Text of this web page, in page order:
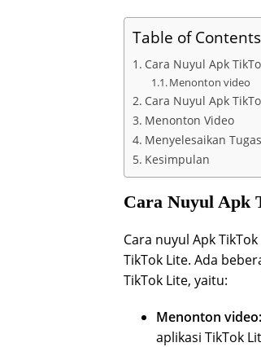
Table of Contents
Cara Nuyul Apk
Menonton video
Cara Nuyul Apk
Menonton Video
Menyelesaikan Tugas
Kesimpulan
Cara Nuyul Apk
Cara nuyul Apk
TikTok Lite. Ada
TikTok Lite, yaitu:
Menonton video:
aplikasi TikTok